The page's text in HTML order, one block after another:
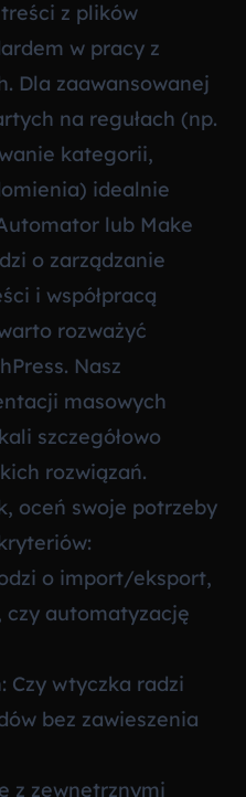
z plików
w pracy z
Dla zaawansowanej
na regułach (np.
kategorii,
idealnie
lub Make
o zarządzanie
i współpracą
rozważyć
Nasz
masowych
szczegółowo
rozwiązań.
oceń swoje potrzeby
o import/eksport,
czy automatyzację
Czy wtyczka radzi
bez zawieszenia
z zewnętrznymi